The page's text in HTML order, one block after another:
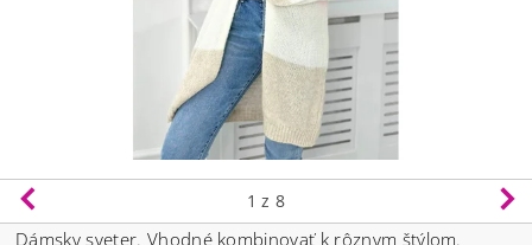
1 z 8
Dámsky sveter. Vhodné kombinovať k rôznym štýlom.